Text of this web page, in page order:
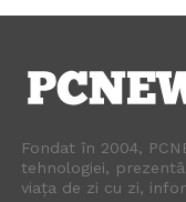
Fondat în 2004,
tehnologiei,
viața de zi cu zi,